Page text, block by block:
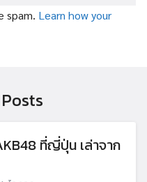
spam. Learn how your
ที่ญี่ปุ่น เล่าจาก